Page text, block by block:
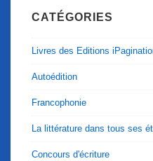
CATÉGORIES
Livres des Editions
Autoédition
Francophonie
La littérature dans tous ses
Concours d'écriture